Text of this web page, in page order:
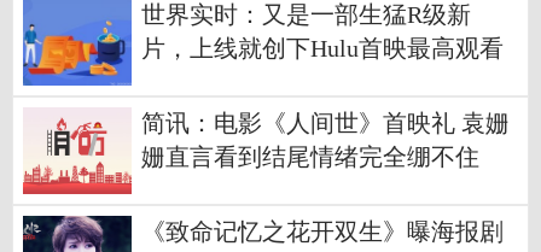
世界实时：又是一部生猛R级新
片，上线就创下Hulu首映最高观看
简讯：电影《人间世》首映礼 袁姗
姗直言看到结尾情绪完全绷不住
《致命记忆之花开双生》曝海报剧